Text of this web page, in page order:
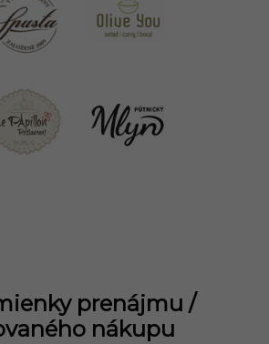
prenájmu /
nákupu